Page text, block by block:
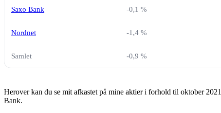
Saxo Bank -0,1 %
Nordnet -1,4 %
Samlet -0,9 %
Herover kan du se mit afkastet på mine aktier i forhold til oktober
Bank.